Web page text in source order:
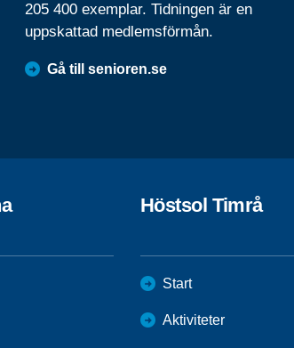
205 400 exemplar. Tidningen är en
uppskattad medlemsförmån.
Gå till senioren.se
Höstsol Timrå
Start
Aktiviteter